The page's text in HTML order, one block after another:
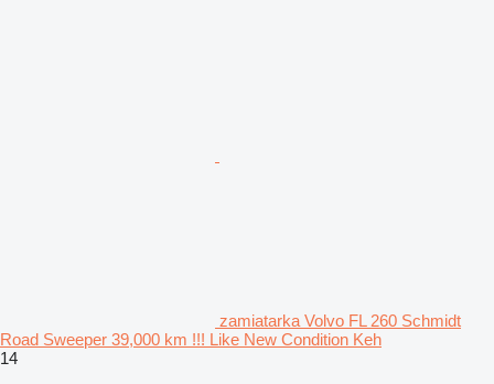
zamiatarka Volvo FL 260 Schmidt
Road Sweeper 39,000 km !!! Like New Condition Keh
14